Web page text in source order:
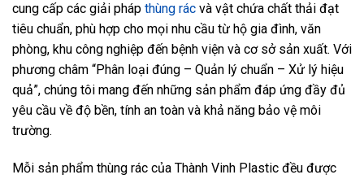
cung cấp các giải pháp thùng rác và vật chứa chất thải đạt
tiêu chuẩn, phù hợp cho mọi nhu cầu từ hộ gia đình, văn
phòng, khu công nghiệp đến bệnh viện và cơ sở sản xuất. Với
phương châm “Phân loại đúng – Quản lý chuẩn – Xử lý hiệu
quả”, chúng tôi mang đến những sản phẩm đáp ứng đầy đủ
yêu cầu về độ bền, tính an toàn và khả năng bảo vệ môi
trường.
Mỗi sản phẩm thùng rác của Thành Vinh Plastic đều được